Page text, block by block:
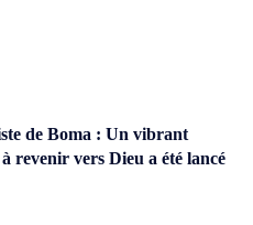
de Boma : Un vibrant
revenir vers Dieu a été lancé